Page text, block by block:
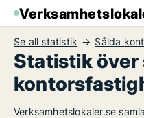
Se all statistik Sålda
Statistik över
Verksamhetslokaler.se